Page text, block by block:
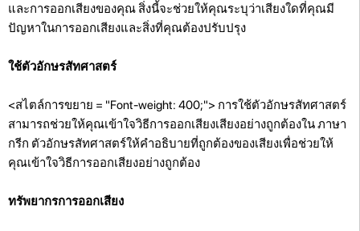
และการออกเสียงของคุณ สิ่งนี้จะช่วยให้คุณระบุว่าเสียงใดที่คุณมี
ปัญหาในการออกเสียงและสิ่งที่คุณต้องปรับปรุง
ใช้ตัวอักษรสัทศาสตร์
<สไตล์การขยาย = "Font-weight: 400;"> การใช้ตัวอักษรสัทศาสตร์
สามารถช่วยให้คุณเข้าใจวิธีการออกเสียงเสียงอย่างถูกต้องใน ภาษา
กรีก ตัวอักษรสัทศาสตร์ให้คำอธิบายที่ถูกต้องของเสียงเพื่อช่วยให้
คุณเข้าใจวิธีการออกเสียงอย่างถูกต้อง
ทรัพยากรการออกเสียง